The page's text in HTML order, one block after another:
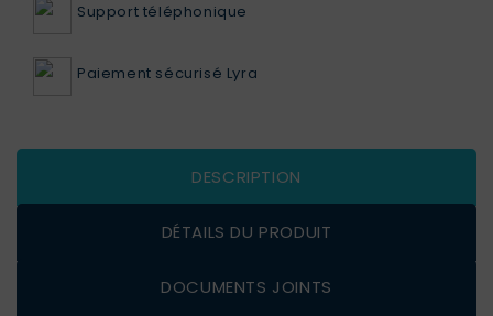
Support téléphonique
Paiement sécurisé Lyra
DESCRIPTION
DÉTAILS DU PRODUIT
DOCUMENTS JOINTS